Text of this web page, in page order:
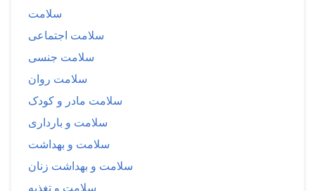
سلامت
سلامت اجتماعی
سلامت جنسی
سلامت روان
سلامت مادر و کودک
سلامت و بارداری
سلامت و بهداشت
سلامت و بهداشت زنان
سلامت و تغذیه